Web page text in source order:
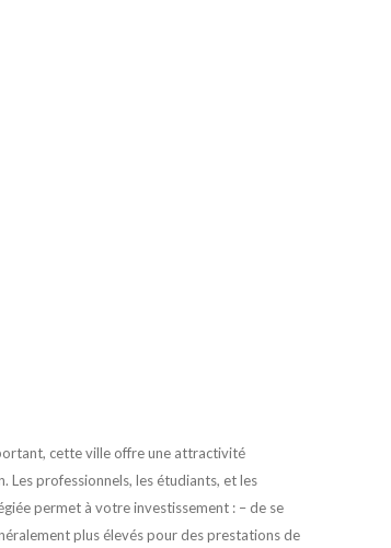
cette ville offre une attractivité
Les professionnels, les étudiants, et les
permet à votre investissement : – de se
plus élevés pour des prestations de